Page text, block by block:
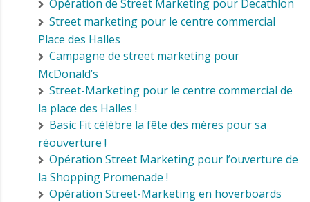
Opération de Street Marketing pour Decathlon
Street marketing pour le centre commercial
Place des Halles
Campagne de street marketing pour
McDonald’s
Street-Marketing pour le centre commercial de
la place des Halles !
Basic Fit célèbre la fête des mères pour sa
réouverture !
Opération Street Marketing pour l’ouverture de
la Shopping Promenade !
Opération Street-Marketing en hoverboards